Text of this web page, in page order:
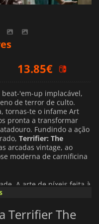
19.99€
19.99€
beat-'em-up implacável,
de terror de culto.
tornas-te o infame Art
pronta a transformar
Fundindo a ação
Terrifier: The
arcadas vintage, ao
moderna de carnificina
A arte de píxeis feita à
atmosférica do jogo
com que gritar. Das
dos estúdios de
Terrifier The